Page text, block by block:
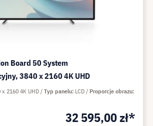
Board 50 System
3840 x 2160 4K UHD
32 595,00 zł*
x 2160 4K UHD Typ panelu LCD
Proporcje obrazu